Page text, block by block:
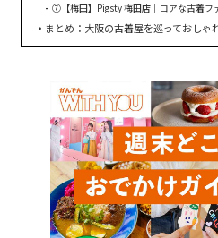
⑦【梅田】Pigsty 梅田店｜コアな古着フ
まとめ：大阪の古着屋を巡っておしゃ